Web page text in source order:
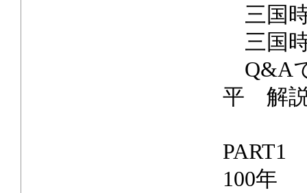
三国
三国
Q&A
平 解
PART1
100年